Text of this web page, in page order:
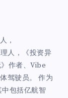
，
人，《投资异
作者、Vibe
驾驶员。 作为
包括亿航智